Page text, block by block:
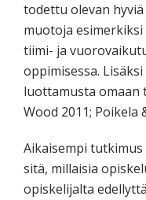
todettu olevan
muotoja
tiimi- ja
oppimisessa.
luottamusta omaan
Wood 2011; Poikela
Aikaisempi
sitä, millaisia
opiskelijalta